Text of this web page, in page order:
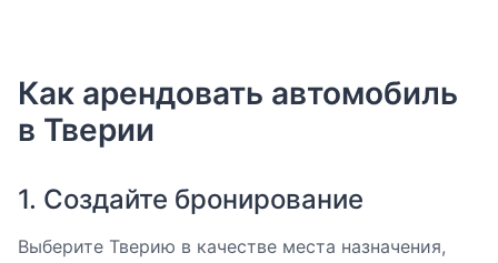
Как арендовать автомобиль
в Тверии
1. Создайте бронирование
Выберите Тверию в качестве места назначения,